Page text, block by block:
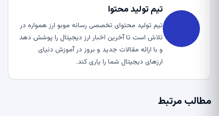
تیم تولید محتوا
تیم تولید محتوای تخصصی رسانه موبو ارز همواره در
تلاش است تا آخرین اخبار ارز دیجیتال را پوشش دهد
و با ارائه مقالات جدید و بروز در آموزش دنیای
ارزهای دیجیتال شما را یاری کند.
مطالب مرتبط